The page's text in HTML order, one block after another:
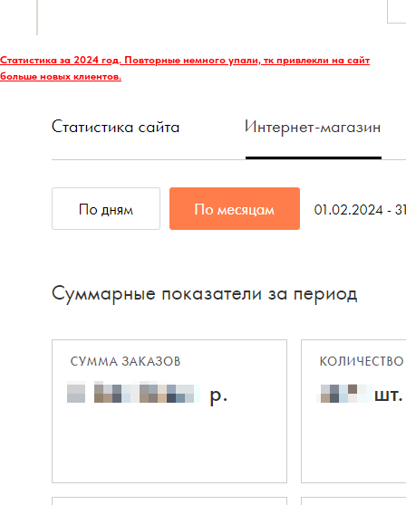
Статистика за 2024 год. Повторные немного упали, тк привлекли на сайт
больше новых клиентов.